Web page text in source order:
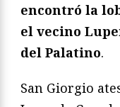
encontró la
el vecino
del Palatino.
San Giorgio